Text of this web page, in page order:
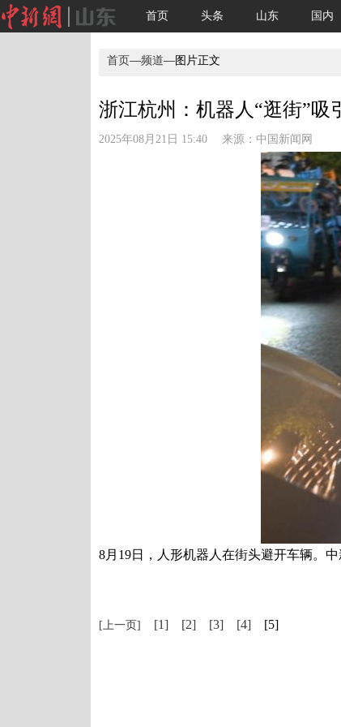
首页 头条 山东 国内
首页—频道—图片正文
浙江杭州：机器人“逛街”吸
2025年08月21日 15:40 来源： 中国新闻网
8月19日，人形机器人在街头避开车辆。
[上一页] [1] [2] [3] [4] [5]